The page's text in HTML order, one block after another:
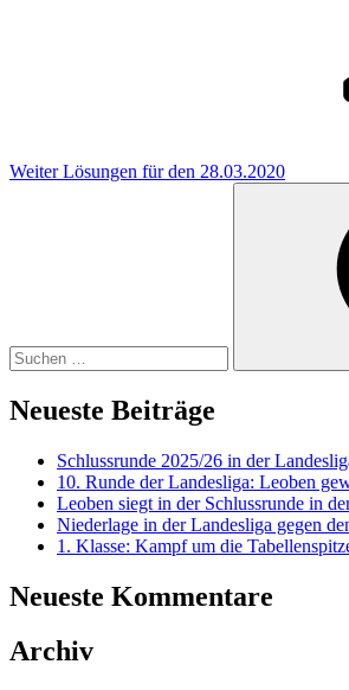
Weiter Lösungen für den 28.03.2020
Neueste Beiträge
Schlussrunde 2025/26 in der
10. Runde der Landesliga: Leoben
Leoben siegt in der Schlussrunde in
Niederlage in der Landesliga gegen
1. Klasse: Kampf um die
Neueste Kommentare
Archiv